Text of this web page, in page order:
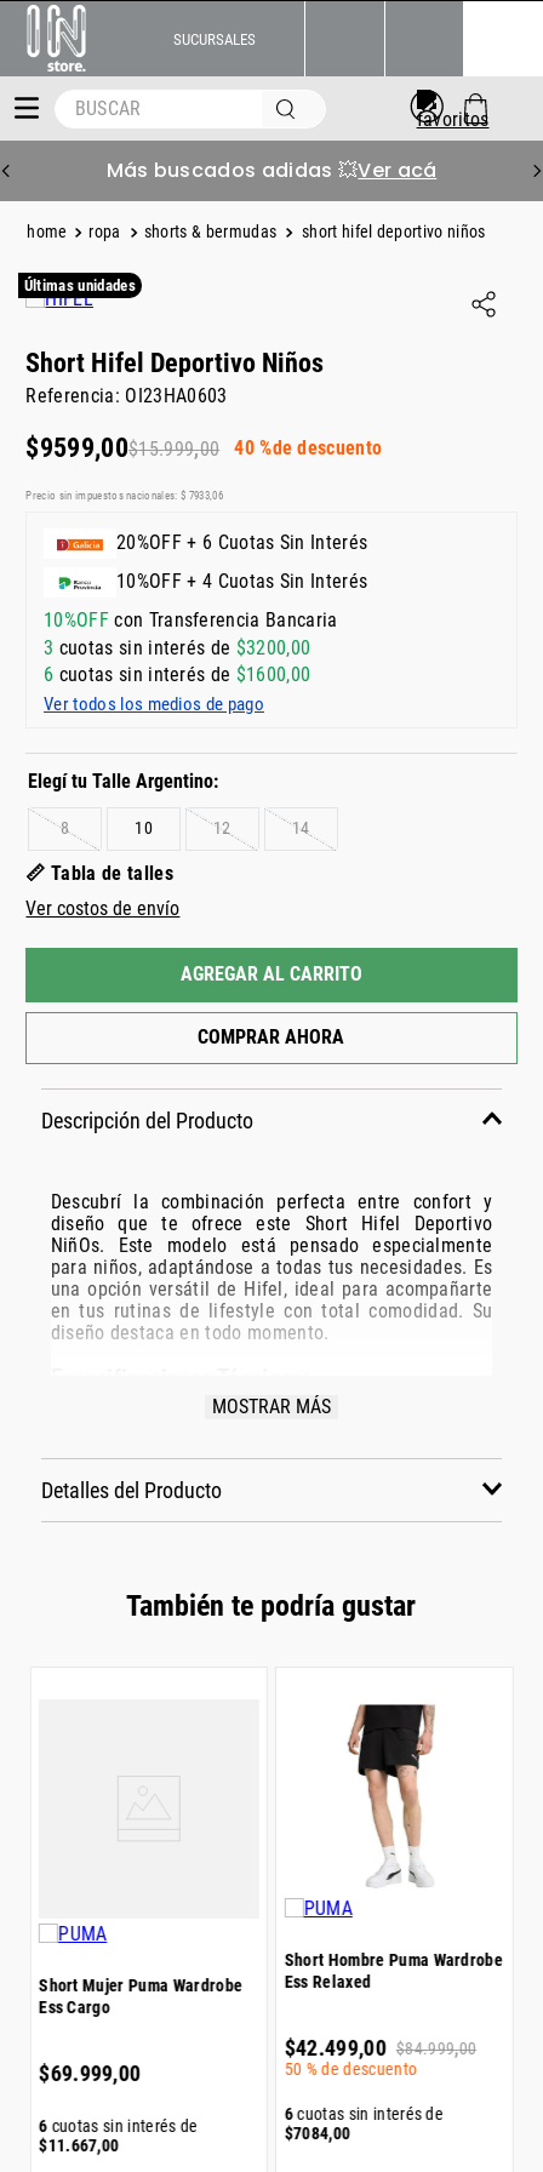
SUCURSALES
BUSCAR
Más buscados adidas 💥Ver acá
ropa shorts & bermudas short hifel deportivo niños
Últimas unidades
Short Hifel Deportivo Niños
Referencia: OI23HA0603
$15.999,00
$9599,00 40 %de descuento
Precio sin impuestos nacionales: $ 7933,06
20%OFF + 6 Cuotas Sin Interés
10%OFF + 4 Cuotas Sin Interés
10%OFFcon Transferencia Bancaria
3 cuotas sin interés de $3200,00
6 cuotas sin interés de $1600,00
Ver todos los medios de pago
8 10 12 14
📏 Tabla de talles
Ver costos de envío
AGREGAR AL CARRITO
COMPRAR AHORA
Descripción del Producto
Descubrí la combinación perfecta entre confort y
diseño que te ofrece este Short Hifel Deportivo
NiñOs. Este modelo está pensado especialmente
para niños, adaptándose a todas tus necesidades. Es
una opción versátil de Hifel, ideal para acompañarte
en tus rutinas de lifestyle con total comodidad. Su
diseño destaca en todo momento.
Grupo: indumentaria
MOSTRAR MÁS
Detalles del Producto
También te podría gustar
Short Mujer Puma Wardrobe
Ess Cargo
$69.999,00
6 cuotas sin interés de
$11.667,00
Short Hombre Puma Wardrobe
Ess Relaxed
$42.499,00 $84.999,00
50 %de descuento
6cuotas sin interés de
$7084,00